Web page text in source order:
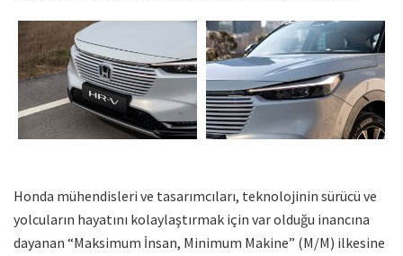
Honda mühendisleri ve tasarımcıları, teknolojinin sürücü ve
yolcuların hayatını kolaylaştırmak için var olduğu inancına
dayanan “Maksimum İnsan, Minimum Makine” (M/M) ilkesine